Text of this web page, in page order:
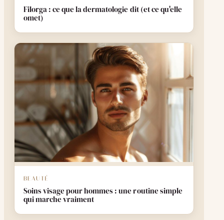
Filorga : ce que la dermatologie dit (et ce qu'elle
omet)
BEAUTÉ
Soins visage pour hommes : une routine simple
qui marche vraiment